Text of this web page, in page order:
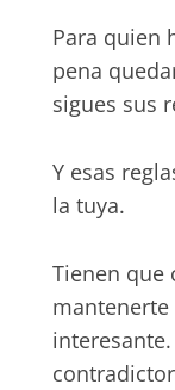
Para quien
pena
sigues sus
Y esas
la tuya.
Tienen que